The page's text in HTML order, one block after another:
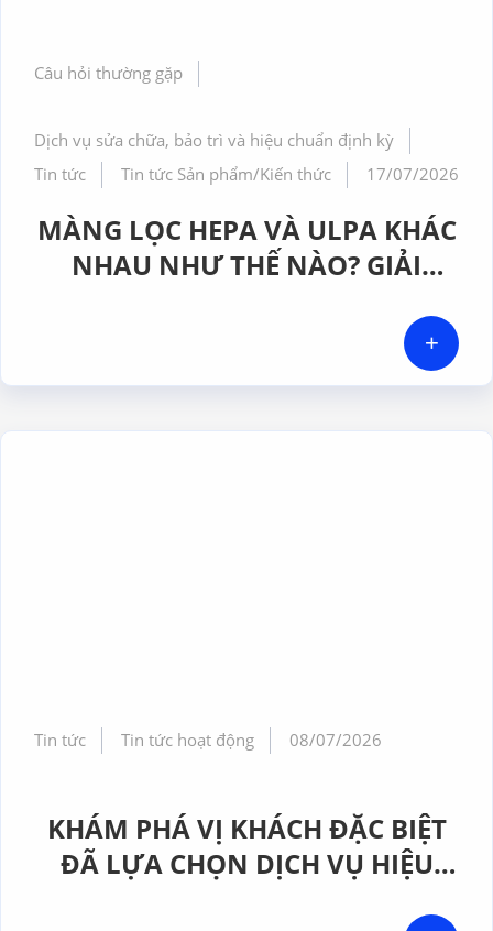
Câu hỏi thường gặp
Dịch vụ sửa chữa, bảo trì và hiệu chuẩn định kỳ
Tin tức
Tin tức Sản phẩm/Kiến thức 17/07/2026
MÀNG LỌC HEPA VÀ ULPA KHÁC
NHAU NHƯ THẾ NÀO? GIẢI
PHÒNG SẠCH DƯỢC PHẨM +
Tin tức Tin tức hoạt động 08/07/2026
KHÁM PHÁ VỊ KHÁCH ĐẶC BIỆT
ĐÃ LỰA CHỌN DỊCH VỤ HIỆU